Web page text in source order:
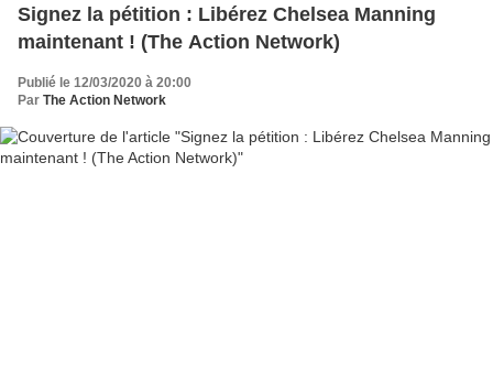
Signez la pétition : Libérez Chelsea Manning
maintenant ! (The Action Network)
Publié le 12/03/2020 à 20:00
Par The Action Network